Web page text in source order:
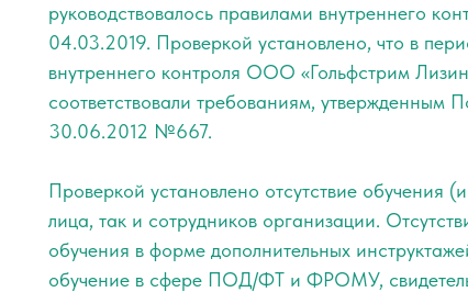
руководствовалось правилами внутреннего
04.03.2019. Проверкой установлено, что в
внутреннего контроля ООО «Гольфстрим
соответствовали требованиям, утвержденным
30.06.2012 №667.
Проверкой установлено отсутствие обучения
лица, так и сотрудников организации.
обучения в форме дополнительных
обучение в сфере ПОД/ФТ и ФРОМУ,